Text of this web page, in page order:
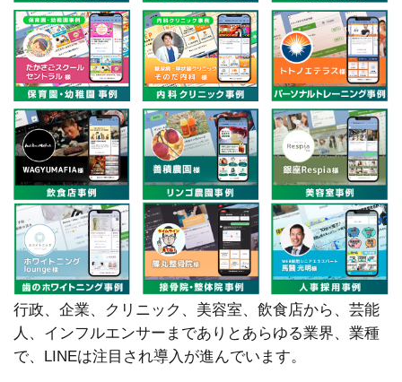
行政、企業、クリニック、美容室、飲食店から、芸能
人、インフルエンサーまでありとあらゆる業界、業種
で、LINEは注目され導入が進んでいます。